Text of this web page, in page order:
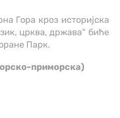
Гора кроз историјска
црква, држава“ биће
Парк.
приморска)